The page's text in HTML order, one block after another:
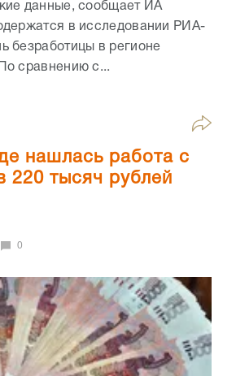
данные, сообщает ИА
в исследовании РИА-
безработицы в регионе
сравнению с...
нашлась работа с
220 тысяч рублей
0